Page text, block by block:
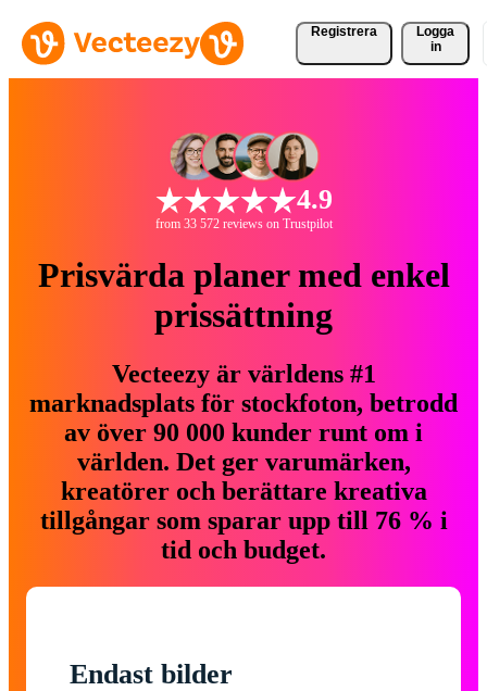
Registrera
Logga
in
4.9
from 33 572 reviews on Trustpilot
Prisvärda planer med enkel
prissättning
Vecteezy är världens #1
marknadsplats för stockfoton, betrodd
av över 90 000 kunder runt om i
världen. Det ger varumärken,
kreatörer och berättare kreativa
tillgångar som sparar upp till 76 % i
tid och budget.
Endast bilder